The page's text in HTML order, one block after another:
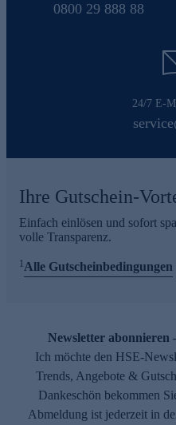
0800 29 888 88
24/7 E-
Ihre Gutschein-
Einfach einlösen und sofort
volle Transparenz.
1Alle Gutscheinbedingungen
Newsletter abonnieren
Ich möchte den HSE-
Trends, Angebote &
Dankeschön bekommen
Abmeldung ist jederzeit in